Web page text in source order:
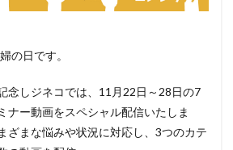
の日です。
念しジネコでは、11月22日～28日の7
ナー動画をスペシャル配信いたしま
ざまな悩みや状況に対応し、3つのカテ